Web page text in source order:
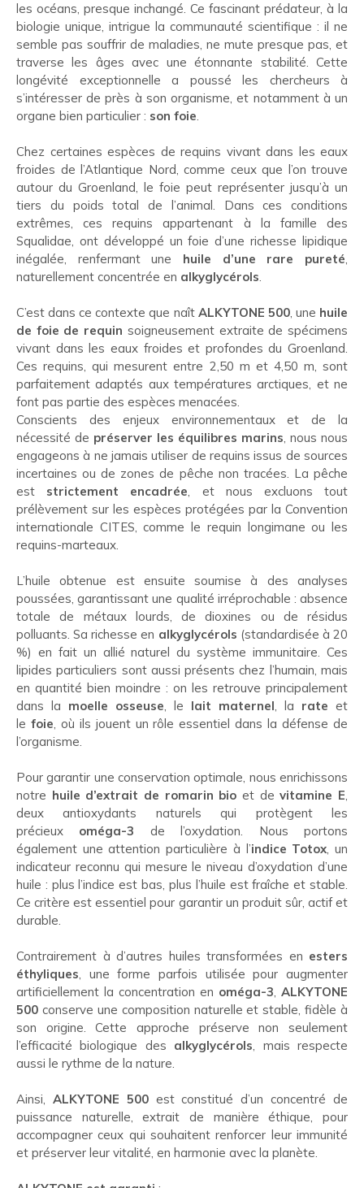
les océans, presque inchangé. Ce fascinant prédateur, à la
biologie unique, intrigue la communauté scientifique : il ne
semble pas souffrir de maladies, ne mute presque pas, et
traverse les âges avec une étonnante stabilité. Cette
longévité exceptionnelle a poussé les chercheurs à
s’intéresser de près à son organisme, et notamment à un
organe bien particulier : son foie.
Chez certaines espèces de requins vivant dans les eaux
froides de l’Atlantique Nord, comme ceux que l’on trouve
autour du Groenland, le foie peut représenter jusqu’à un
tiers du poids total de l’animal. Dans ces conditions
extrêmes, ces requins appartenant à la famille des
Squalidae, ont développé un foie d’une richesse lipidique
inégalée, renfermant une huile d’une rare pureté,
naturellement concentrée en alkyglycérols.
C’est dans ce contexte que naît ALKYTONE 500, une huile
de foie de requin soigneusement extraite de spécimens
vivant dans les eaux froides et profondes du Groenland.
Ces requins, qui mesurent entre 2,50 m et 4,50 m, sont
parfaitement adaptés aux températures arctiques, et ne
font pas partie des espèces menacées.
Conscients des enjeux environnementaux et de la
nécessité de préserver les équilibres marins, nous nous
engageons à ne jamais utiliser de requins issus de sources
incertaines ou de zones de pêche non tracées. La pêche
est strictement encadrée, et nous excluons tout
prélèvement sur les espèces protégées par la Convention
internationale CITES, comme le requin longimane ou les
requins-marteaux.
L’huile obtenue est ensuite soumise à des analyses
poussées, garantissant une qualité irréprochable : absence
totale de métaux lourds, de dioxines ou de résidus
polluants. Sa richesse en alkyglycérols (standardisée à 20
%) en fait un allié naturel du système immunitaire. Ces
lipides particuliers sont aussi présents chez l’humain, mais
en quantité bien moindre : on les retrouve principalement
dans la moelle osseuse, le lait maternel, la rate et
le foie, où ils jouent un rôle essentiel dans la défense de
l’organisme.
Pour garantir une conservation optimale, nous enrichissons
notre huile d’extrait de romarin bioet devitamine E,
deux antioxydants naturels qui protègent les
précieux oméga-3 de l’oxydation. Nous portons
également une attention particulière à l’indice Totox, un
indicateur reconnu qui mesure le niveau d’oxydation d’une
huile : plus l’indice est bas, plus l’huile est fraîche et stable.
Ce critère est essentiel pour garantir un produit sûr, actif et
durable.
Contrairement à d’autres huiles transformées en esters
éthyliques, une forme parfois utilisée pour augmenter
artificiellement la concentration en oméga-3, ALKYTONE
500 conserve une composition naturelle et stable, fidèle à
son origine. Cette approche préserve non seulement
l’efficacité biologique des alkyglycérols, mais respecte
aussi le rythme de la nature.
Ainsi, ALKYTONE 500est constitué d’un concentré de
puissance naturelle, extrait de manière éthique, pour
accompagner ceux qui souhaitent renforcer leur immunité
et préserver leur vitalité, en harmonie avec la planète.